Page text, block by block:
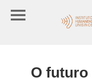
O futuro